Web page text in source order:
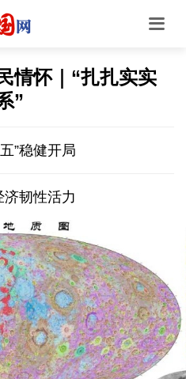
情怀｜“扎扎实实
”
”稳健开局
济韧性活力